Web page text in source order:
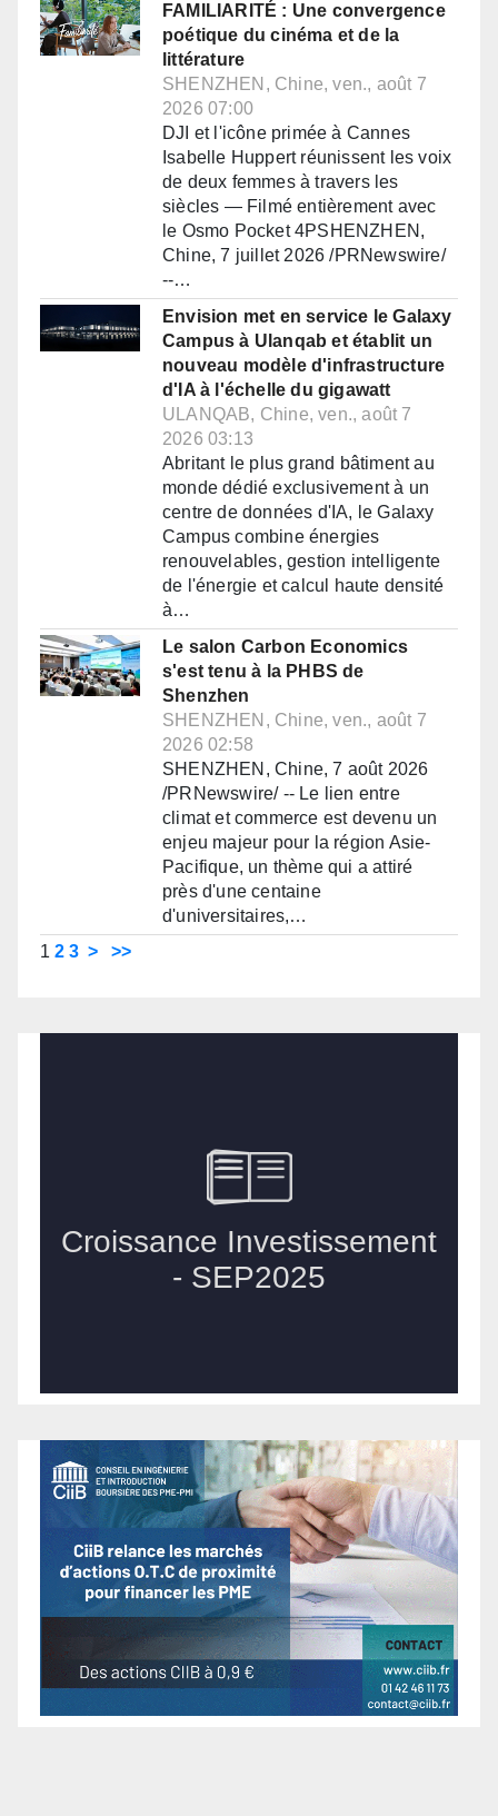
FAMILIARITÉ : Une convergence
poétique du cinéma et de la
littérature
SHENZHEN, Chine, ven., août 7
2026 07:00
DJI et l'icône primée à Cannes
Isabelle Huppert réunissent les voix
de deux femmes à travers les
siècles — Filmé entièrement avec
le Osmo Pocket 4PSHENZHEN,
Chine, 7 juillet 2026 /PRNewswire/
--…
Envision met en service le Galaxy
Campus à Ulanqab et établit un
nouveau modèle d'infrastructure
d'IA à l'échelle du gigawatt
ULANQAB, Chine, ven., août 7
2026 03:13
Abritant le plus grand bâtiment au
monde dédié exclusivement à un
centre de données d'IA, le Galaxy
Campus combine énergies
renouvelables, gestion intelligente
de l'énergie et calcul haute densité
à…
Le salon Carbon Economics
s'est tenu à la PHBS de
Shenzhen
SHENZHEN, Chine, ven., août 7
2026 02:58
SHENZHEN, Chine, 7 août 2026
/PRNewswire/ -- Le lien entre
climat et commerce est devenu un
enjeu majeur pour la région Asie-
Pacifique, un thème qui a attiré
près d'une centaine
d'universitaires,…
1 2 3 > >>